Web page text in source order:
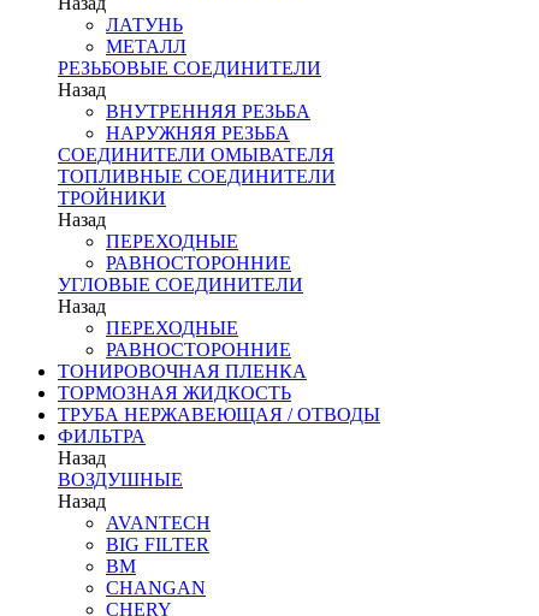
ЛАТУНЬ
МЕТАЛЛ
РЕЗЬБОВЫЕ СОЕДИНИТЕЛИ
Назад
ВНУТРЕННЯЯ РЕЗЬБА
НАРУЖНЯЯ РЕЗЬБА
СОЕДИНИТЕЛИ ОМЫВАТЕЛЯ
ТОПЛИВНЫЕ СОЕДИНИТЕЛИ
ТРОЙНИКИ
Назад
ПЕРЕХОДНЫЕ
РАВНОСТОРОННИЕ
УГЛОВЫЕ СОЕДИНИТЕЛИ
Назад
ПЕРЕХОДНЫЕ
РАВНОСТОРОННИЕ
ТОНИРОВОЧНАЯ ПЛЕНКА
ТОРМОЗНАЯ ЖИДКОСТЬ
ТРУБА НЕРЖАВЕЮЩАЯ / ОТВОДЫ
ФИЛЬТРА
Назад
ВОЗДУШНЫЕ
Назад
AVANTECH
BIG FILTER
BM
CHANGAN
CHERY